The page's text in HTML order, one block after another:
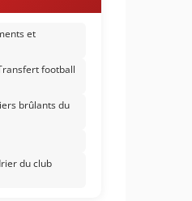
et
football
brûlants du
du club